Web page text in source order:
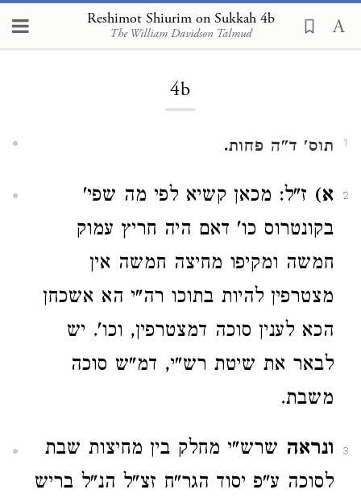
Reshimot Shiurim on Sukkah 4b
The William Davidson Talmud
Loading...
4b
1 תוס' ד"ה פחות.
2 א) ז"ל: מכאן קשיא לפי מה שפי'
בקונטרוס כו' דאם היה חריץ עמוק
חמשה ומקיפו מחיצה חמשה אין
מצטרפין להיות בתוכו רה"י הא אשכחן
הכא לענין סוכה דמצטרפין, וכו'. יש
לבאר את שיטת רש"י, דמ"ש סוכה
משבת.
3 ונראה שרש"י מחלק בין מחיצות שבת
לסוכה ע"פ יסוד הגר"ח זצ"ל הנ"ל בריש